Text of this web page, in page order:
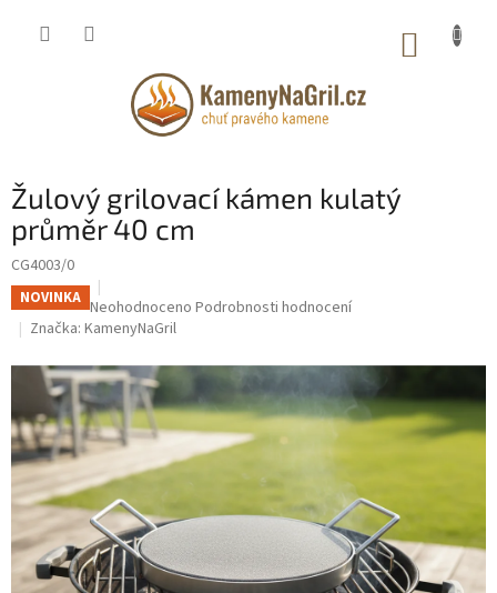
Žulový grilovací kámen kulatý
průměr 40 cm
CG4003/0
NOVINKA Průměrné
hodnocení
je
0,0
z
5
hvězdiček.
Neohodnoceno Podrobnosti hodnocení
Značka: KamenyNaGril